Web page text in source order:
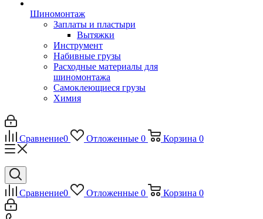
Шиномонтаж
Заплаты и пластыри
Вытяжки
Инструмент
Набивные грузы
Расходные материалы для
шиномонтажа
Самоклеющиеся грузы
Химия
Сравнение0 Отложенные 0 Корзина 0
Сравнение0 Отложенные 0 Корзина 0